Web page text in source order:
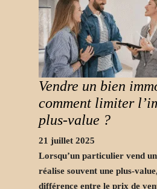
Vendre un bien
comment limiter
plus-value ?
21 juillet 2025
Lorsqu’un particulier vend
réalise souvent une plus-
différence entre le prix de